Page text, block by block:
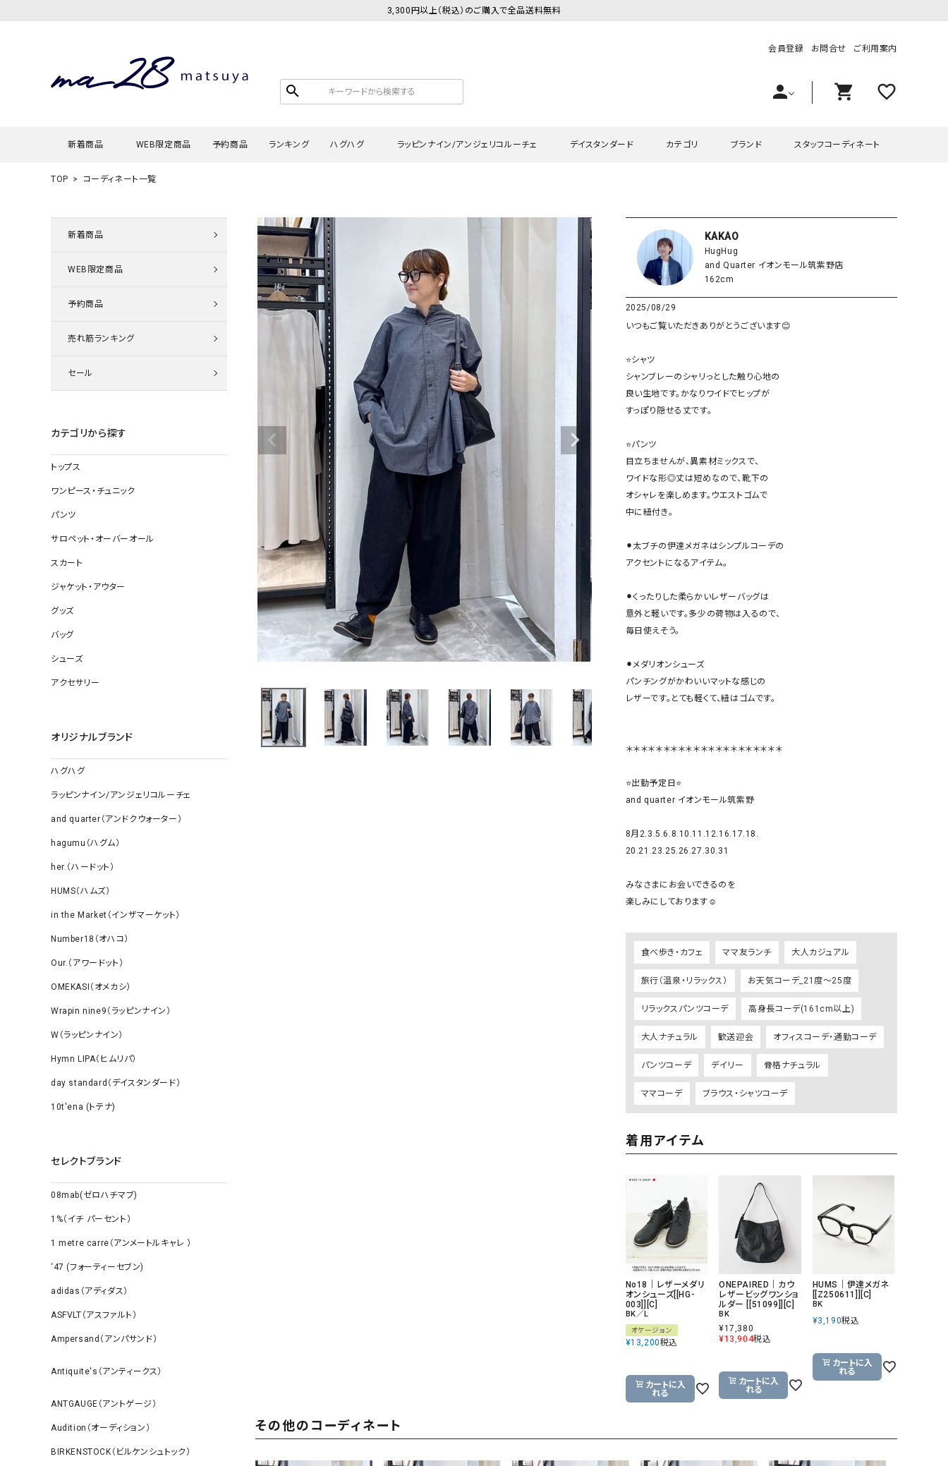
3,300円以上（税込）のご購入で全品送料無料
search
会員登録 お問合せ ご利用案内
person shopping_cart favorite_outline
新着商品 WEB限定商品 予約商品 ランキング ハグハグ
タンクトップ・キャミソール
カーディガン・ベスト
シャツ・ブラウス
スウェット・パーカー
その他のパンツ
デニムパンツ
ロング・マキシ丈
その他スカート
すべて見る
バッグ
靴
帽子
ソックス
その他雑貨
ラッピンナイン/アンジェリコルーチェ
タンクトップ・キャミソール
デニムパンツ
その他のパンツ
ジャケット
その他アウター
デイスタンダード
チュニック
その他スカート
すべて見る
靴
帽子
ソックス・その他雑貨
カテゴリ
ワンピース・チュニック
サロペット・オーバーオール
スカート
ジャケット・アウター
ワンピース・チュニック
サロペット・オーバーオール
グッズ
ブランド
ラッピンナイン/アンジェリコルーチェ
hagumu（ハグム）
her.（ハードット）
and quarter（アンドクウォーター） HUMS（ハムズ）
Our.（アワードット）
1%（イチ パーセント）
1 metre carre（アンメートルキャレ ）
adidas（アディダス）
Antiquite's（アンティークス）
Audition（オーディション）
CUBE SUGAR（キューブシュガー）
DENIM DUNGAREE（デニムダンガリー）
EVOL（イーボル）
FLAVOR TEE（フレーバーティー） squady by graphite（スカ
GO TO HOLLYWOOD（ゴートゥーハリウ
ッド）
THIRTY（サーティ）
G-STAR RAW（ジースターロウ） tumugu:（ツムグ）
GOOD SPEED（グッドスピード） un cinq（アンサンク）
GAIMO（ガイモ）
UNIVERSAL OVERALL（
GRAMICCI（グラミチ）
Gives a sense of fullment +phenix（フェニックス）
WILD THINGS（ワイルドシ
ICHI（イチ）
ILIMA（イリマ）
スタッフコーディネート
TOP コーディネート一覧
新着商品
WEB限定商品
予約商品
売れ筋ランキング
セール
カテゴリから探す
トップス
ワンピース・チュニック
パンツ
サロペット・オーバーオール
スカート
ジャケット・アウター
グッズ
バッグ
シューズ
アクセサリー
オリジナルブランド
ハグハグ
ラッピンナイン/アンジェリコルーチェ
and quarter（アンドクウォーター）
hagumu（ハグム）
her.（ハードット）
HUMS（ハムズ）
in the Market（インザマーケット）
Number18（オハコ）
Our.（アワードット）
OMEKASI（オメカシ）
Wrapin nine9（ラッピンナイン）
W（ラッピンナイン）
Hymn LIPA（ヒムリパ）
day standard（デイスタンダード）
10t'ena (トテナ)
セレクトブランド
08mab(ゼロハチマブ)
1%（イチ パーセント）
1 metre carre（アンメートルキャレ ）
‘47 (フォーティーセブン)
adidas（アディダス）
ASFVLT（アスファルト）
Ampersand（アンパサンド）
Antiquite's（アンティークス）
ANTGAUGE（アントゲージ）
Audition（オーディション）
BIRKENSTOCK（ビルケンシュトック）
KAKAO
HugHug
and Quarter イオンモール筑紫野店
162cm
2025/08/29
いつもご覧いただきありがとうございます😊
⭐️シャツ
シャンブレーのシャリっとした触り心地の
良い生地です。かなりワイドでヒップが
すっぽり隠せる丈です。
⭐️パンツ
目立ちませんが、異素材ミックスで、
ワイドな形◎丈は短めなので、靴下の
オシャレを楽しめます。ウエストゴムで
中に紐付き。
⚫︎太ブチの伊達メガネはシンプルコーデの
アクセントになるアイテム。
⚫︎くったりした柔らかいレザーバッグは
意外と軽いです。多少の荷物は入るので、
毎日使えそう。
⚫︎メダリオンシューズ
パンチングがかわいいマットな感じの
レザーです。とても軽くて、紐はゴムです。
＊＊＊＊＊＊＊＊＊＊＊＊＊＊＊＊＊＊＊＊＊
⭐️出勤予定日⭐️
and quarter イオンモール筑紫野
8月2.3.5.6.8.10.11.12.16.17.18.
20.21.23.25.26.27.30.31
みなさまにお会いできるのを
楽しみにしております☺️
食べ歩き・カフェ ママ友ランチ 大人カジュアル
旅行（温泉・リラックス） お天気コーデ_21度～25度
リラックスパンツコーデ 高身長コーデ(161cm以上)
大人ナチュラル 歓送迎会 オフィスコーデ・通勤コーデ
パンツコーデ デイリー 骨格ナチュラル
ママコーデ ブラウス・シャツコーデ
着用アイテム
No18｜レザーメダリ
オンシューズ[[HG-
003]][C]
BK／L
オケージョン
¥13,200税込
カートに入
れる
ONEPAIRED｜カウ
レザービッグワンショ
ルダー [[51099]][C]
BK
¥17,380
¥13,904税込
カートに入
れる
HUMS｜伊達メガネ
[[Z250611]][C]
BK
¥3,190税込
カートに入
れる
その他のコーディネート